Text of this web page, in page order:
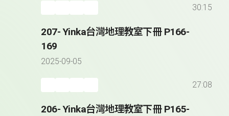
30:15
207- Yinka台灣地理教室下冊 P166-
169
2025-09-05
27:08
206- Yinka台灣地理教室下冊 P165-